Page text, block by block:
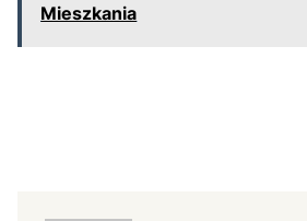
Mieszkania